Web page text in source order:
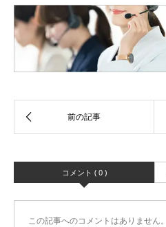
コメント ( 0 )
この記事へのコメントはありません。